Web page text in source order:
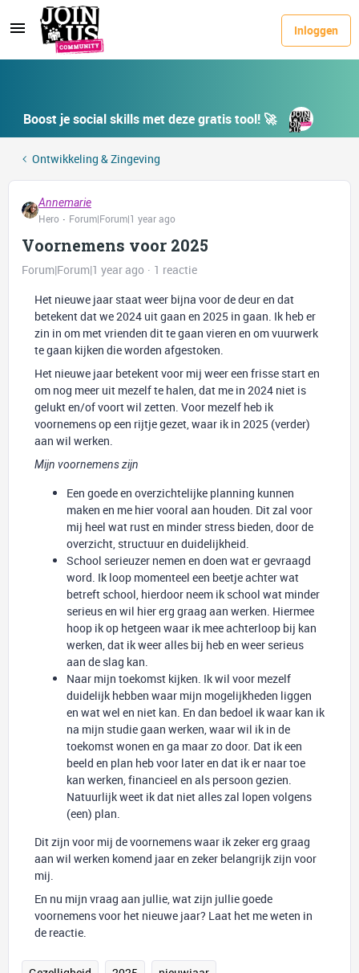
Inloggen
Boost je social skills met deze gratis tool! 🚀
Ontwikkeling & Zingeving
Annemarie
Hero
Forum|Forum|1 year ago
Voornemens voor 2025
Forum|Forum|1 year ago
1 reactie
Het nieuwe jaar staat weer bijna voor de deur en dat
betekent dat we 2024 uit gaan en 2025 in gaan. Ik heb er
zin in om met vrienden dit te gaan vieren en om vuurwerk
te gaan kijken die worden afgestoken.
Het nieuwe jaar betekent voor mij weer een frisse start en
om nog meer uit mezelf te halen, dat me in 2024 niet is
gelukt en/of voort wil zetten. Voor mezelf heb ik
voornemens op een rijtje gezet, waar ik in 2025 (verder)
aan wil werken.
Mijn voornemens zijn
Een goede en overzichtelijke planning kunnen
maken en me hier vooral aan houden. Dit zal voor
mij heel wat rust en minder stress bieden, door de
overzicht, structuur en duidelijkheid.
School serieuzer nemen en doen wat er gevraagd
word. Ik loop momenteel een beetje achter wat
betreft school, hierdoor neem ik school wat minder
serieus en wil hier erg graag aan werken. Hiermee
hoop ik op hetgeen waar ik mee achterloop bij kan
werken, dat ik weer alles bij heb en weer serieus
aan de slag kan.
Naar mijn toekomst kijken. Ik wil voor mezelf
duidelijk hebben waar mijn mogelijkheden liggen
en wat wel en niet kan. En dan bedoel ik waar kan ik
na mijn studie gaan werken, waar wil ik in de
toekomst wonen en ga maar zo door. Dat ik een
beeld en plan heb voor later en dat ik er naar toe
kan werken, financieel en als persoon gezien.
Natuurlijk weet ik dat niet alles zal lopen volgens
(een) plan.
Dit zijn voor mij de voornemens waar ik zeker erg graag
aan wil werken komend jaar en zeker belangrijk zijn voor
mij.
En nu mijn vraag aan jullie, wat zijn jullie goede
voornemens voor het nieuwe jaar? Laat het me weten in
de reactie.